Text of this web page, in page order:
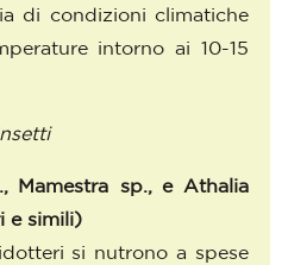
di condizioni climatiche
intorno ai 10-15
Mamestra sp., e Athalia
e simili)
si nutrono a spese